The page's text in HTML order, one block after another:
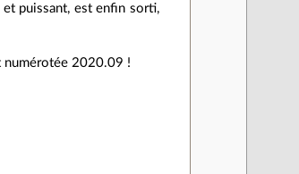
puissant, est enfin sorti,
numérotée 2020.09 !